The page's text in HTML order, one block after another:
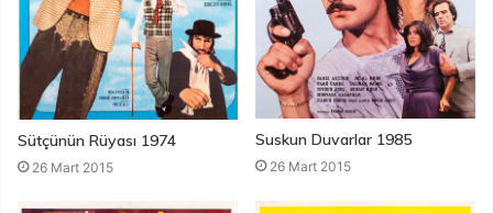
Sütçünün Rüyası 1974
26 Mart 2015
Suskun Duvarlar 1985
26 Mart 2015